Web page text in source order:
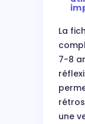
La
7-8
une